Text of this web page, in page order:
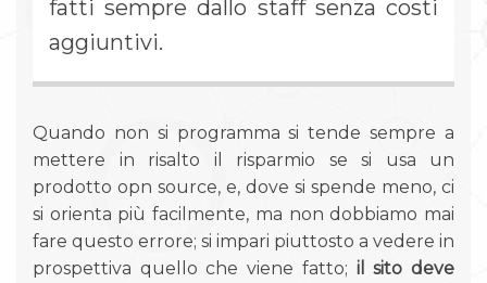
fatti sempre dallo staff senza costi
aggiuntivi.
Quando non si programma si tende sempre a
mettere in risalto il risparmio se si usa un
prodotto opn source, e, dove si spende meno, ci
si orienta più facilmente, ma non dobbiamo mai
fare questo errore; si impari piuttosto a vedere in
prospettiva quello che viene fatto; il sito deve